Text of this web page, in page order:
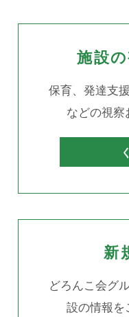
施設
保育、発達支
などの視察
新
どろんこ会グ
設の情報を